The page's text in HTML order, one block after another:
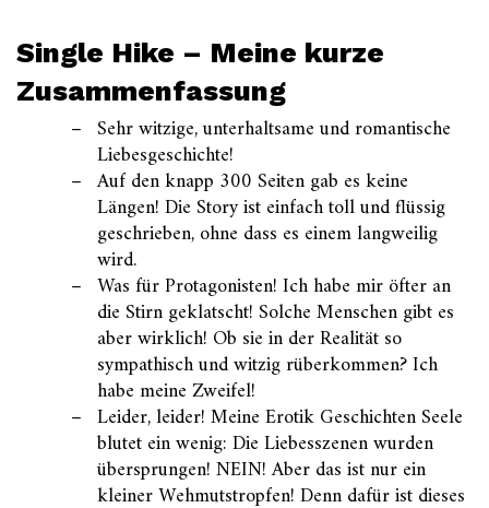
Single Hike – Meine kurze
Zusammenfassung
Sehr witzige, unterhaltsame und romantische
Liebesgeschichte!
Auf den knapp 300 Seiten gab es keine
Längen! Die Story ist einfach toll und flüssig
geschrieben, ohne dass es einem langweilig
wird.
Was für Protagonisten! Ich habe mir öfter an
die Stirn geklatscht! Solche Menschen gibt es
aber wirklich! Ob sie in der Realität so
sympathisch und witzig rüberkommen? Ich
habe meine Zweifel!
Leider, leider! Meine Erotik Geschichten Seele
blutet ein wenig: Die Liebesszenen wurden
übersprungen! NEIN! Aber das ist nur ein
kleiner Wehmutstropfen! Denn dafür ist dieses